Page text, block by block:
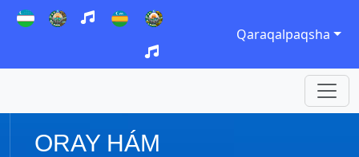
Qaraqalpaqsha
ORAY HÁM